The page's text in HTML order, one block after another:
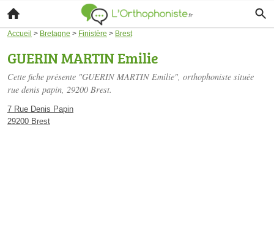
Accueil > Bretagne > Finistère > Brest
GUERIN MARTIN Emilie
Cette fiche présente "GUERIN MARTIN Emilie", orthophoniste située
rue denis papin, 29200 Brest.
7 Rue Denis Papin
29200 Brest